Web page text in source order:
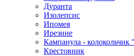
Дуранта
Изолепсис
Ипомея
Ирезине
Кампанула - колокольчик
Крестовник